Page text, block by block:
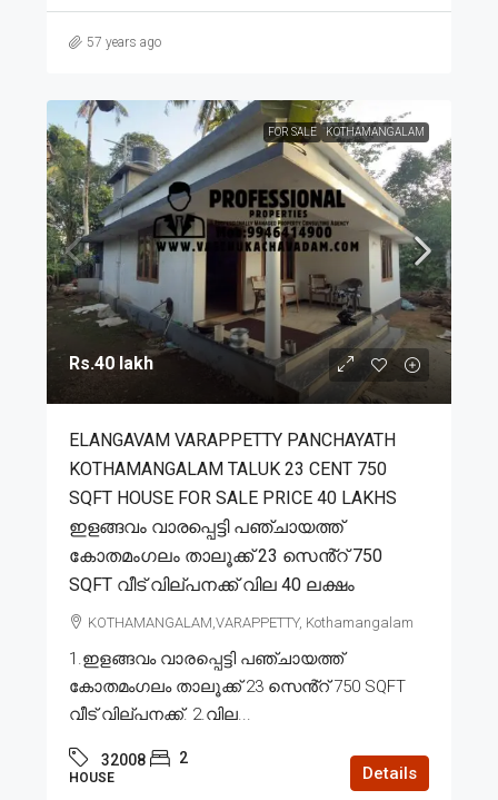
57 years ago
FOR SALE KOTHAMANGALAM
Rs.40 lakh
ELANGAVAM VARAPPETTY PANCHAYATH
KOTHAMANGALAM TALUK 23 CENT 750
SQFT HOUSE FOR SALE PRICE 40 LAKHS
ഇളങ്ങവം വാരപ്പെട്ടി പഞ്ചായത്ത്
കോതമംഗലം താലൂക്ക് 23 സെൻ്റ് 750
SQFT വീട് വില്പനക്ക് വില 40 ലക്ഷം
KOTHAMANGALAM,VARAPPETTY, Kothamangalam
1.ഇളങ്ങവം വാരപ്പെട്ടി പഞ്ചായത്ത്
കോതമംഗലം താലൂക്ക് 23 സെൻ്റ് 750 SQFT
വീട് വില്പനക്ക്. 2.വില...
32008 2
HOUSE Details